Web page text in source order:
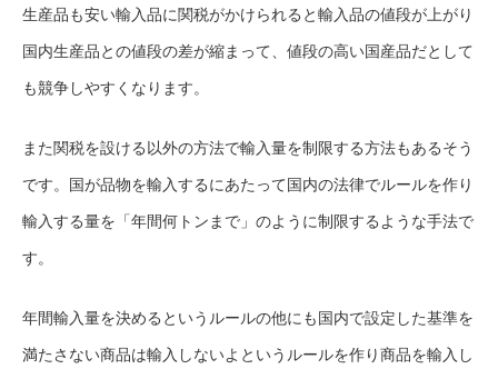
生産品も安い輸入品に関税がかけられると輸入品の値段が上がり
国内生産品との値段の差が縮まって、値段の高い国産品だとして
も競争しやすくなります。
また関税を設ける以外の方法で輸入量を制限する方法もあるそう
です。国が品物を輸入するにあたって国内の法律でルールを作り
輸入する量を「年間何トンまで」のように制限するような手法で
す。
年間輸入量を決めるというルールの他にも国内で設定した基準を
満たさない商品は輸入しないよというルールを作り商品を輸入し